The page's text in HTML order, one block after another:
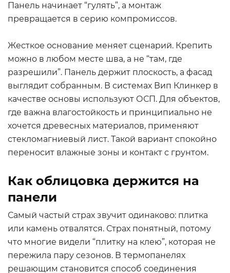
Панель начинает “гулять”, а монтаж
превращается в серию компромиссов.
Жесткое основание меняет сценарий. Крепить
можно в любом месте шва, а не “там, где
разрешили”. Панель держит плоскость, а фасад
выглядит собранным. В системах Вип Клинкер в
качестве основы используют ОСП. Для объектов,
где важна влагостойкость и принципиально не
хочется древесных материалов, применяют
стекломагниевый лист. Такой вариант спокойно
переносит влажные зоны и контакт с грунтом.
Как облицовка держится на
панели
Самый частый страх звучит одинаково: плитка
или камень отвалятся. Страх понятный, потому
что многие видели “плитку на клею”, которая не
пережила пару сезонов. В термопанелях
решающим становится способ соединения